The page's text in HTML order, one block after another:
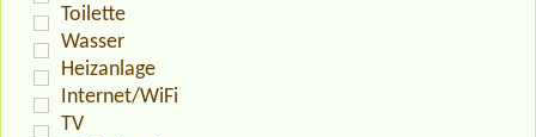
Toilette
Wasser
Heizanlage
Internet/WiFi
TV